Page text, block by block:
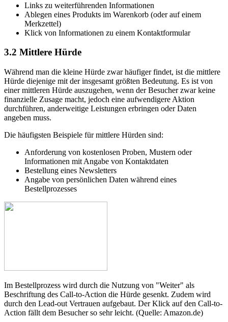
Links zu weiterführenden Informationen
Ablegen eines Produkts im Warenkorb (oder auf einem
Merkzettel)
Klick von Informationen zu einem Kontaktformular
3.2 Mittlere Hürde
Während man die kleine Hürde zwar häufiger findet, ist die mittlere
Hürde diejenige mit der insgesamt größten Bedeutung. Es ist von
einer mittleren Hürde auszugehen, wenn der Besucher zwar keine
finanzielle Zusage macht, jedoch eine aufwendigere Aktion
durchführen, anderweitige Leistungen erbringen oder Daten
angeben muss.
Die häufigsten Beispiele für mittlere Hürden sind:
Anforderung von kostenlosen Proben, Mustern oder
Informationen mit Angabe von Kontaktdaten
Bestellung eines Newsletters
Angabe von persönlichen Daten während eines
Bestellprozesses
Im Bestellprozess wird durch die Nutzung von "Weiter" als
Beschriftung des Call-to-Action die Hürde gesenkt. Zudem wird
durch den Lead-out Vertrauen aufgebaut. Der Klick auf den Call-to-
Action fällt dem Besucher so sehr leicht. (Quelle: Amazon.de)